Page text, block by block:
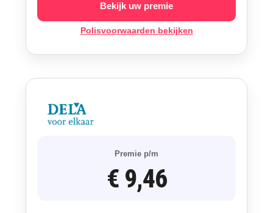
Bekijk uw premie
Polisvoorwaarden bekijken
Premie p/m
€ 9,46